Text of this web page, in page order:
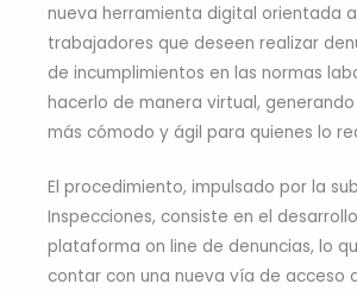
nueva herramienta digital orientada
trabajadores que deseen realizar
de incumplimientos en las normas
hacerlo de manera virtual,
más cómodo y ágil para quienes lo
El procedimiento, impulsado por la
Inspecciones, consiste en el
plataforma on line de denuncias, lo
contar con una nueva vía de acceso